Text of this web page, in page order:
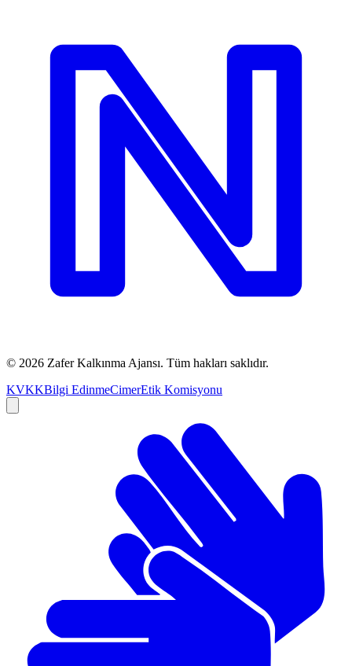
© 2026 Zafer Kalkınma Ajansı. Tüm hakları saklıdır.
KVKKBilgi EdinmeCimerEtik Komisyonu